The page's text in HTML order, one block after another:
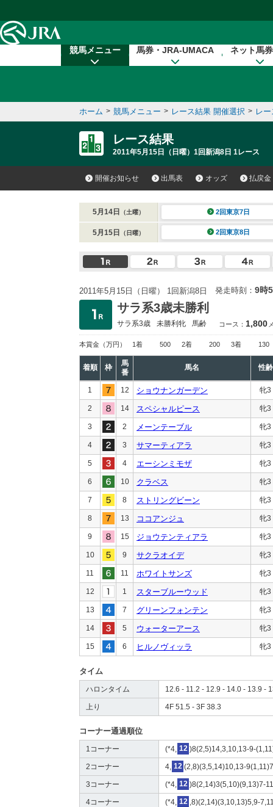
競馬メニュー 馬券・JRA-UMACA ネット馬
ホーム > 競馬メニュー > レース結果 開催選択 > レ
レース結果
2011年5月15日（日曜）1回新潟8日 1レース
開催お知らせ 出馬表 オッズ 払戻金
5月14日 （土曜） 2回東京7日
5月15日 （日曜） 2回東京8日
2011年5月15日（日曜） 1回新潟8日 発走時刻： 9時
サラ系3歳未勝利
サラ系3歳 未勝利牝 馬齢 コース： 1,800
本賞金 （万円） 1着 500 2着 200 3着 130
着順 枠
馬
番
馬名 性齢
1 12 ショウナンガーデン 牝3
2 14 スペシャルピース 牝3
3 2 メーンテーブル 牝3
4 3 サマーティアラ 牝3
5 4 エーシンミモザ 牝3
6 10 クラベス 牝3
7 8 ストリングビーン 牝3
8 13 ココアンジュ 牝3
9 15 ジョウテンティアラ 牝3
10 9 サクラオイデ 牝3
11 11 ホワイトサンズ 牝3
12 1 スターブルーウッド 牝3
13 7 グリーンフォンテン 牝3
14 5 ウォーターアース 牝3
15 6 ヒルノヴィッラ 牝3
タイム
ハロンタイム 12.6 - 11.2 - 12.9 - 14.0 - 13.9 -
上り 4F 51.5 - 3F 38.3
コーナー通過順位
1コーナー (*4, 12 )8(2,5)14,3,10,13-9-
2コーナー 4, 12 (2,8)(3,5,14)10,13-
3コーナー (*4, 12 )8(2,14)3(5,10)(9,13)7-
4コーナー (*4, 12 ,8)(2,14)(3,10,13)5,9-